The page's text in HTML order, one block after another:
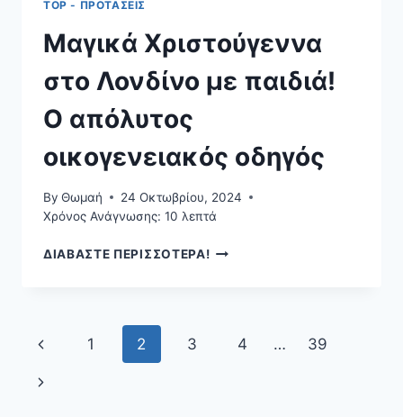
TOP - ΠΡΟΤΆΣΕΙΣ
Μαγικά Χριστούγεννα
στο Λονδίνο με παιδιά!
Ο απόλυτος
οικογενειακός οδηγός
By Θωμαή
24 Οκτωβρίου, 2024
Χρόνος Ανάγνωσης: 10 λεπτά
ΔΙΑΒΑΣΤΕ ΠΕΡΙΣΣΟΤΕΡΑ!ΜΑΓΙΚΆ
ΠΑΙΔΙΆ!
Page
navigation
Previous
Page
1 2 3 4 … 39
Next